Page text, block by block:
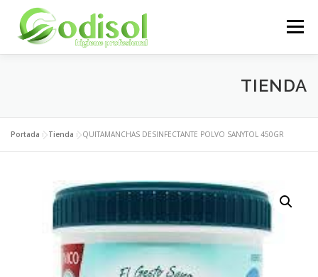
contenido
Menú
ÁREA CLIENTES CONTACTO
TIENDA
Portada »Tienda »QUITAMANCHAS DESINFECTANTE POLVO SANYTOL 450GR